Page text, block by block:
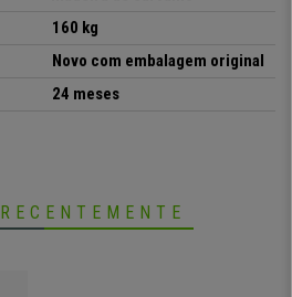
160 kg
Novo com embalagem original
24 meses
RECENTEMENTE